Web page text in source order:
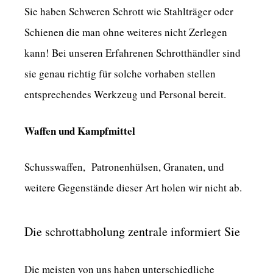
Sie haben Schweren Schrott wie Stahlträger oder
Schienen die man ohne weiteres nicht Zerlegen
kann! Bei unseren Erfahrenen Schrotthändler sind
sie genau richtig für solche vorhaben stellen
entsprechendes Werkzeug und Personal bereit.
Waffen und Kampfmittel
Schusswaffen, Patronenhülsen, Granaten, und
weitere Gegenstände dieser Art holen wir nicht ab.
Die schrottabholung zentrale informiert Sie
Die meisten von uns haben unterschiedliche